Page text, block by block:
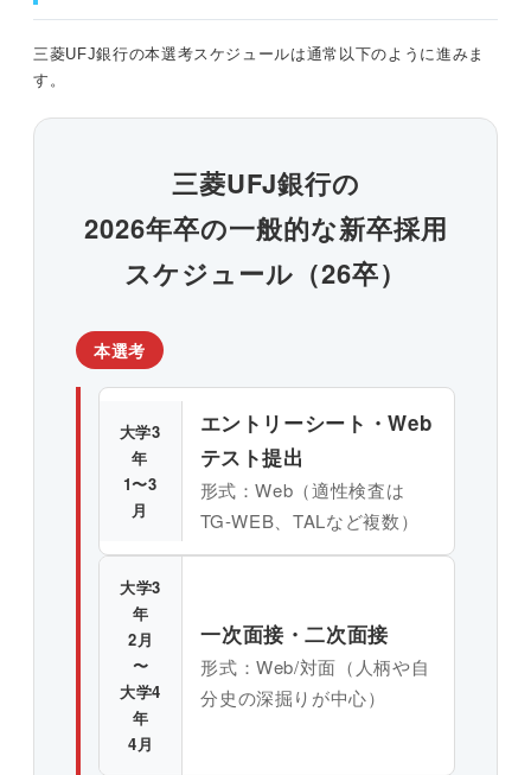
三菱UFJ銀行の本選考スケジュールは通常以下のように進みま
す。
三菱UFJ銀行の
2026年卒の一般的な新卒採用
スケジュール（26卒）
本選考
大学3
年
1〜3
月
エントリーシート・Web
テスト提出
形式：Web（適性検査は
TG-WEB、TALなど複数）
大学3
年
2月
〜
大学4
年
4月
一次面接・二次面接
形式：Web/対面（人柄や自
分史の深掘りが中心）